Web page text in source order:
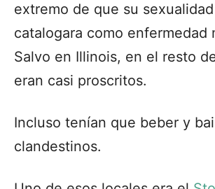
extremo de que su
catalogara como enfermedad
Salvo en Illinois, en el resto
eran casi proscritos.
Incluso tenían que beber y
clandestinos.